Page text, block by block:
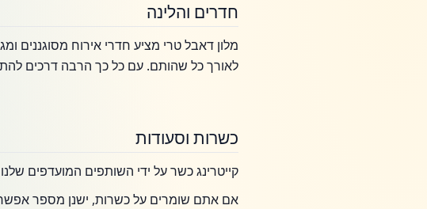
חדרים והלינה
מלון דאבל טרי מציע חדרי אירוח מסוגננים
לאורך כל שהותם. עם כל כך הרבה דרכים
כשרות וסעודות
קייטרינג כשר על ידי השותפים המועדפים שלנו
אם אתם שומרים על כשרות, ישנן מספר